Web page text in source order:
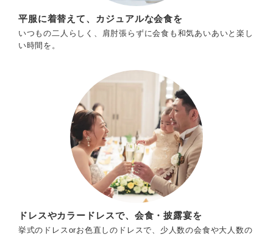
平服に着替えて、カジュアルな会食を
いつもの二人らしく、肩肘張らずに会食も和気あいあいと楽し
い時間を。
ドレスやカラードレスで、会食・披露宴を
挙式のドレスorお色直しのドレスで、少人数の会食や大人数の